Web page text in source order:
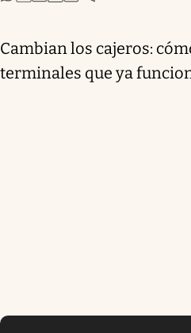
Cambian los cajeros:
terminales que ya